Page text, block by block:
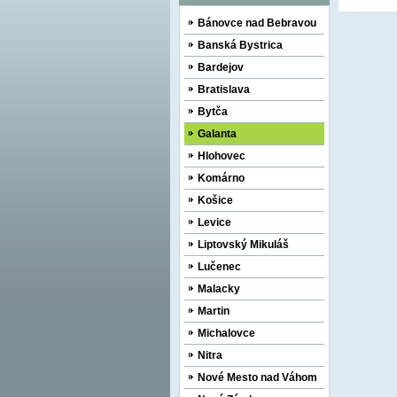
Bánovce nad Bebravou
Banská Bystrica
Bardejov
Bratislava
Bytča
Galanta
Hlohovec
Komárno
Košice
Levice
Liptovský Mikuláš
Lučenec
Malacky
Martin
Michalovce
Nitra
Nové Mesto nad Váhom